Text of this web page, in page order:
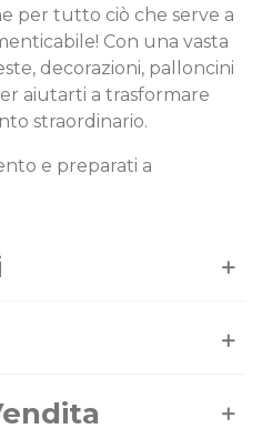
per tutto ciò che serve a
Con una vasta
decorazioni, palloncini
aiutarti a trasformare
straordinario.
e preparati a